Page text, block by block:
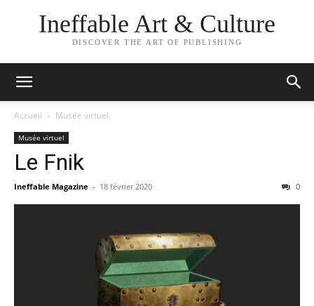
Ineffable Art & Culture
DISCOVER THE ART OF PUBLISHING
Accueil Musée virtuel
Musée virtuel
Le Fnik
Ineffable Magazine - 18 février 2020 0